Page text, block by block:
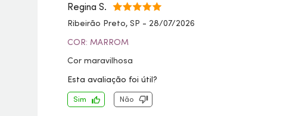
Regina S.
Ribeirão Preto, SP - 28/07/2026
COR: MARROM
Cor maravilhosa
Esta avaliação foi útil?
Sim Não